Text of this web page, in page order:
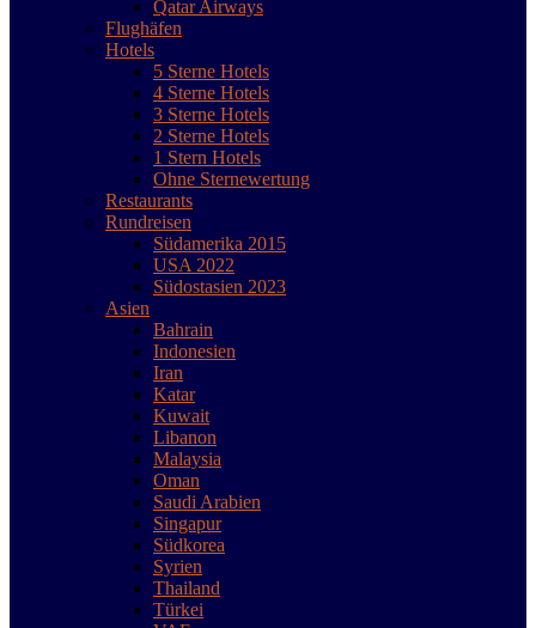
Qatar Airways
Flughäfen
Hotels
5 Sterne Hotels
4 Sterne Hotels
3 Sterne Hotels
2 Sterne Hotels
1 Stern Hotels
Ohne Sternewertung
Restaurants
Rundreisen
Südamerika 2015
USA 2022
Südostasien 2023
Asien
Bahrain
Indonesien
Iran
Katar
Kuwait
Libanon
Malaysia
Oman
Saudi Arabien
Singapur
Südkorea
Syrien
Thailand
Türkei